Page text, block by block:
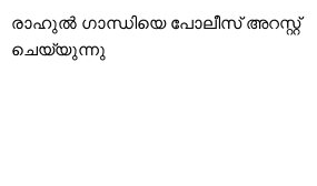
രാഹുൽ ഗാന്ധിയെ പോലീസ് അറസ്റ്റ്
ചെയ്യുന്നു